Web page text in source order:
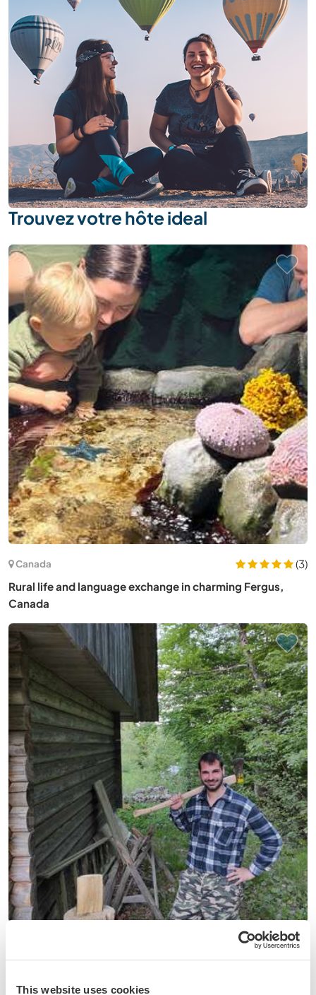
This website uses cookies
Trouvez votre hôte ideal
Canada
(3)
Rural life and language exchange in charming Fergus,
Canada
(10)
Join me in my garden close to the mountains by the Swiss